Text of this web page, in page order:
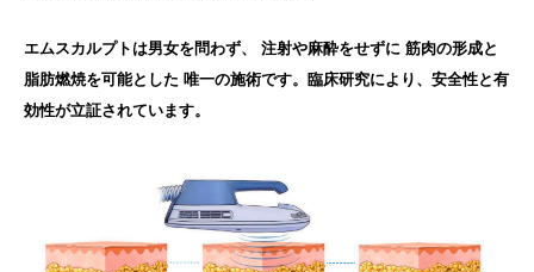
エムスカルプトは男女を問わず、 注射や麻酔をせずに 筋肉の形成と
脂肪燃焼を可能とした 唯一の施術です。臨床研究により、安全性と有
効性が立証されています。